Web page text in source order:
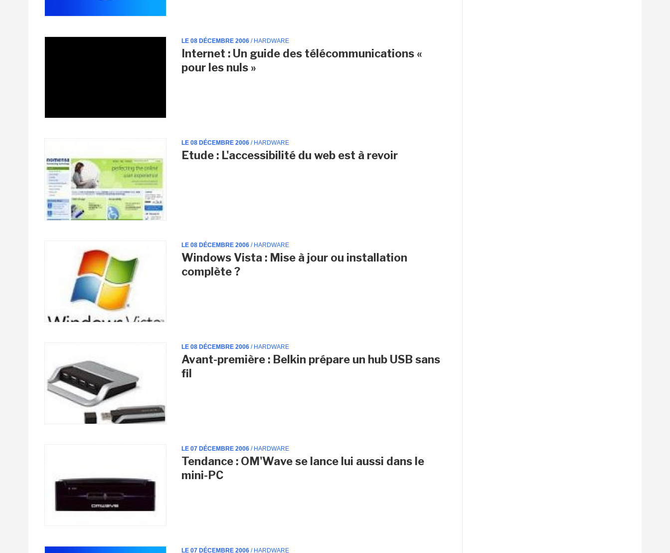
LE 08 DÉCEMBRE 2006 / HARDWARE
Internet : Un guide des télécommunications «
pour les nuls »
LE 08 DÉCEMBRE 2006 / HARDWARE
Etude : L'accessibilité du web est à revoir
LE 08 DÉCEMBRE 2006 / HARDWARE
Windows Vista : Mise à jour ou installation
complète ?
LE 08 DÉCEMBRE 2006 / HARDWARE
Avant-première : Belkin prépare un hub USB sans
fil
LE 07 DÉCEMBRE 2006 / HARDWARE
Tendance : OM'Wave se lance lui aussi dans le
mini-PC
LE 07 DÉCEMBRE 2006 / HARDWARE